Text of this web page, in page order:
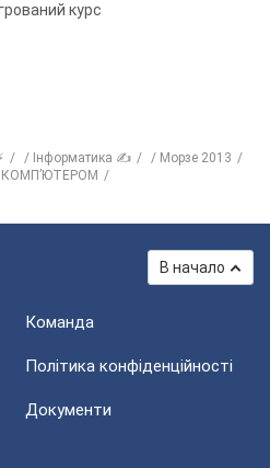
курс
Інформатика ✍
Морзе 2013
В начало
Команда
Політика конфіденційності
Документи